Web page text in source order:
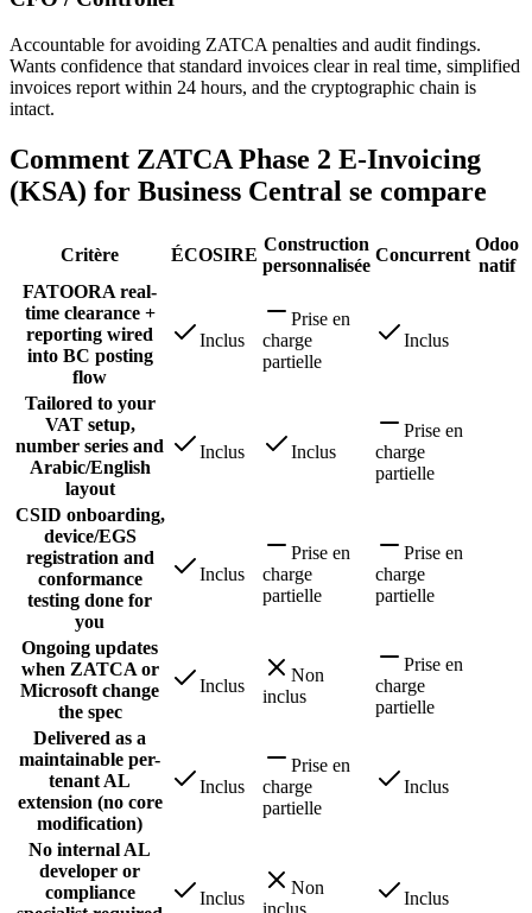
Accountable for avoiding ZATCA penalties and audit findings.
Wants confidence that standard invoices clear in real time, simplified
invoices report within 24 hours, and the cryptographic chain is
intact.
Comment ZATCA Phase 2 E-Invoicing
(KSA) for Business Central se compare
Critère ÉCOSIRE
Construction
personnalisée
Concurrent
Odoo
natif
FATOORA real-
time clearance +
reporting wired
into BC posting
flow
Inclus
Prise en
charge
partielle
Inclus
Tailored to your
VAT setup,
number series and
Arabic/English
layout
Inclus Inclus
Prise en
charge
partielle
CSID onboarding,
device/EGS
registration and
conformance
testing done for
you
Inclus
Prise en
charge
partielle
Prise en
charge
partielle
Ongoing updates
when ZATCA or
Microsoft change
the spec
Inclus
Non
inclus
Prise en
charge
partielle
Delivered as a
maintainable per-
tenant AL
extension (no core
modification)
Inclus
Prise en
charge
partielle
Inclus
No internal AL
developer or
compliance
Inclus
Non
Inclus